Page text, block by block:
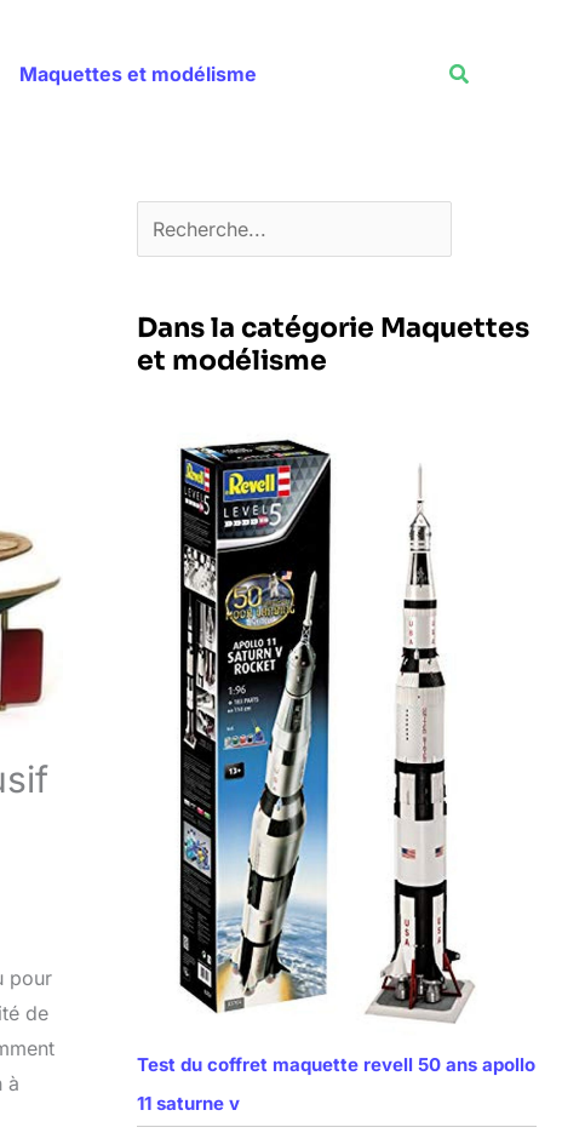
Maquettes et modélisme
pour
de
à
Dans la catégorie Maquettes
et modélisme
Test du coffret maquette revell 50 ans apollo
11 saturne v